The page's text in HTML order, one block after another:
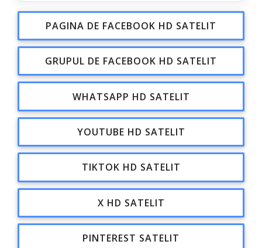
PAGINA DE FACEBOOK HD SATELIT
GRUPUL DE FACEBOOK HD SATELIT
WHATSAPP HD SATELIT
YOUTUBE HD SATELIT
TIKTOK HD SATELIT
X HD SATELIT
PINTEREST SATELIT